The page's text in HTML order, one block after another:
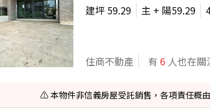
建坪 59.29 主 + 陽59.29
住商不動產 有 6 人也在關
⚠️ 本物件非信義房屋受託銷售，各項責任概